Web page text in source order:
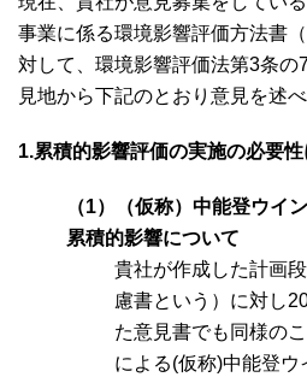
事業に係る環境影響評価方法書
対して、環境影響評価法第3条
見地から下記のとおり意見を述べ
1.累積的影響評価の実施の必要
（1）（仮称）中能登ウイ
累積的影響について
貴社が作成した計画
慮書という）に対し
た意見書でも同様の
による(仮称)中能登